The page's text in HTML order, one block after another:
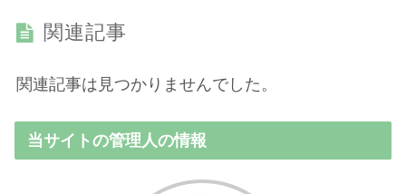
関連記事
関連記事は見つかりませんでした。
当サイトの管理人の情報